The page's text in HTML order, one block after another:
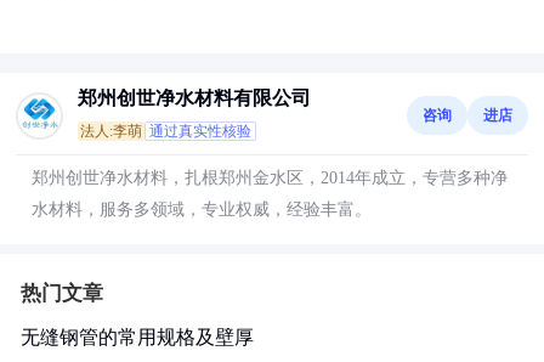
郑州创世净水材料有限公司
法人:李萌 通过真实性核验
咨询 进店
郑州创世净水材料，扎根郑州金水区，2014年成立，专营多种净
水材料，服务多领域，专业权威，经验丰富。
热门文章
无缝钢管的常用规格及壁厚